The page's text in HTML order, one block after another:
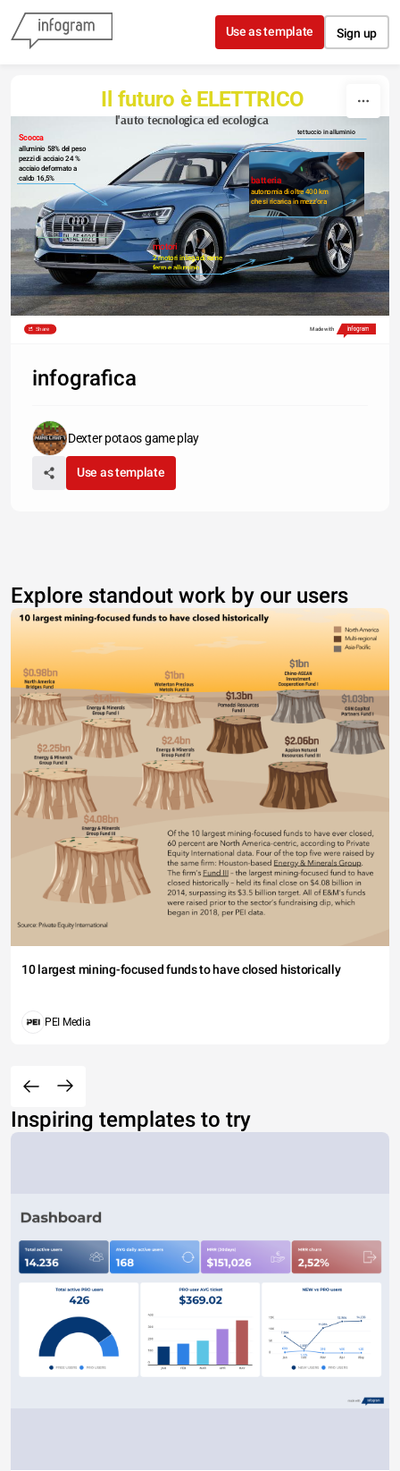
Skip to content
Use as template Sign up
Il futuro è ELETTRICO
l'auto tecnologica ed ecologica
tettuccio in alluminio
Scocca
alluminio 58% del peso
pezzi di acciaio 24 %
acciaio deformato a
caldo 16,5%
5
batteria
autonomia di oltre 400 km
che si ricarica in mezz'ora
motori
2 motori in lega di rame
ferro e alluminio
Share Made with
infografica
Dexter potaos game play
Use as template
Explore standout work by our users
10 largest mining-focused funds to have closed historically
PEI Media
Inspiring templates to try